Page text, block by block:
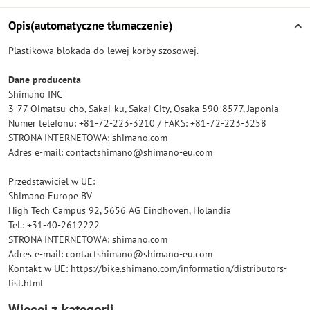
Opis(automatyczne tłumaczenie)
Plastikowa blokada do lewej korby szosowej.
Dane producenta
Shimano INC
3-77 Oimatsu-cho, Sakai-ku, Sakai City, Osaka 590-8577, Japonia
Numer telefonu: +81-72-223-3210 / FAKS: +81-72-223-3258
STRONA INTERNETOWA: shimano.com
Adres e-mail: contactshimano@shimano-eu.com
Przedstawiciel w UE:
Shimano Europe BV
High Tech Campus 92, 5656 AG Eindhoven, Holandia
Tel.: +31-40-2612222
STRONA INTERNETOWA: shimano.com
Adres e-mail: contactshimano@shimano-eu.com
Kontakt w UE: https://bike.shimano.com/information/distributors-
list.html